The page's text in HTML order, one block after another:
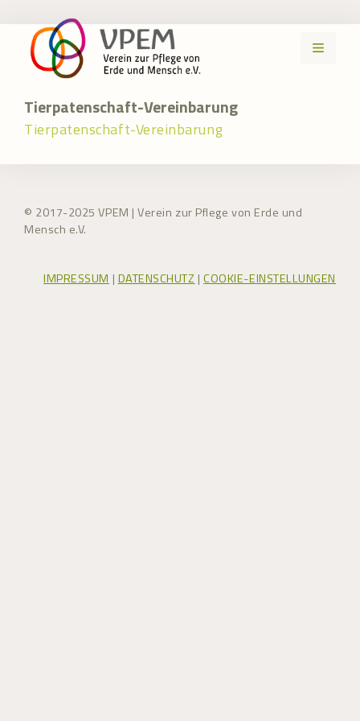
Inhalt
springen
MENÜ
Tierpatenschaft-Vereinbarung
Tierpatenschaft-Vereinbarung
© 2017-2025 VPEM | Verein zur Pflege von Erde und
Mensch e.V.
IMPRESSUM | DATENSCHUTZ |COOKIE-EINSTELLUNGEN